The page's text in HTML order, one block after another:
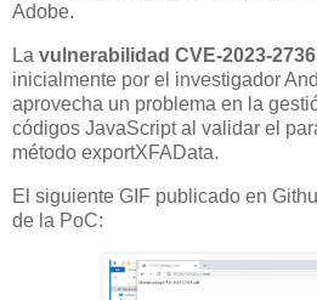
Adobe.
La vulnerabilidad CVE-2023-
inicialmente por el investigador
aprovecha un problema en la
códigos JavaScript al validar el
método exportXFAData.
El siguiente GIF publicado en
de la PoC: